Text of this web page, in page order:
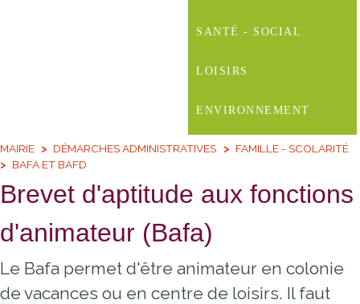
SANTÉ - SOCIAL
LOISIRS
ENVIRONNEMENT
MAIRIE DÉMARCHES ADMINISTRATIVES
FAMILLE - SCOLARITÉ
BAFA ET BAFD
Brevet d'aptitude aux fonctions
d'animateur (Bafa)
Le Bafa permet d'être animateur en colonie
de vacances ou en centre de loisirs. Il faut